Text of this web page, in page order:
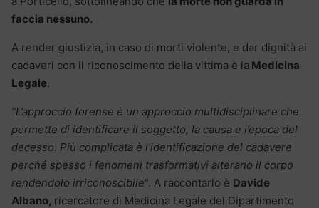
faccia nessuno.
A render giustizia, in caso di morti violente, e dar dignità ai
cadaveri con il riconoscimento della vittima è la Medicina
Legale.
“L’approccio forense è un approccio multidisciplinare che
permette di identificare il soggetto, la causa e l’epoca del
decesso. Più complicata è l’identificazione del cadavere
perché spesso i fenomeni trasformativi alterano il corpo
rendendolo irriconoscibile“. A raccontarlo è Davide
Albano, ricercatore di Medicina Legale del Dipartimento